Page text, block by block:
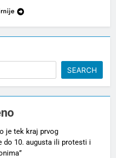
SEARCH
je tek kraj prvog
do 10. augusta ili protesti i